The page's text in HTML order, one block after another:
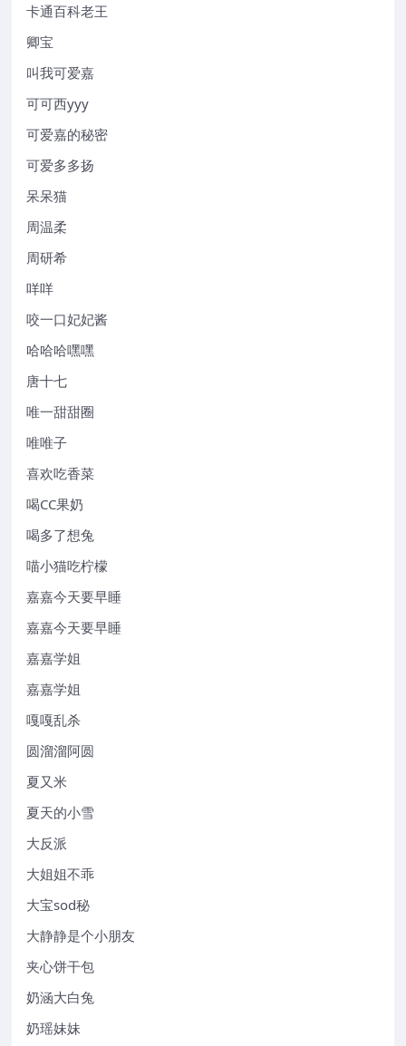
卡通百科老王
卿宝
叫我可爱嘉
可可西yyy
可爱嘉的秘密
可爱多多扬
呆呆猫
周温柔
周研希
咩咩
咬一口妃妃酱
哈哈哈嘿嘿
唐十七
唯一甜甜圈
唯唯子
喜欢吃香菜
喝CC果奶
喝多了想兔
喵小猫吃柠檬
嘉嘉今天要早睡
嘉嘉今天要早睡
嘉嘉学姐
嘉嘉学姐
嘎嘎乱杀
圆溜溜阿圆
夏又米
夏天的小雪
大反派
大姐姐不乖
大宝sod秘
大静静是个小朋友
夹心饼干包
奶涵大白兔
奶瑶妹妹